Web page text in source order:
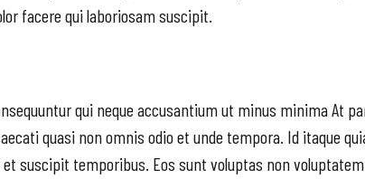
facere qui laboriosam suscipit.
qui neque accusantium ut minus minima At
quasi non omnis odio et unde tempora. Id itaque
suscipit temporibus. Eos sunt voluptas non